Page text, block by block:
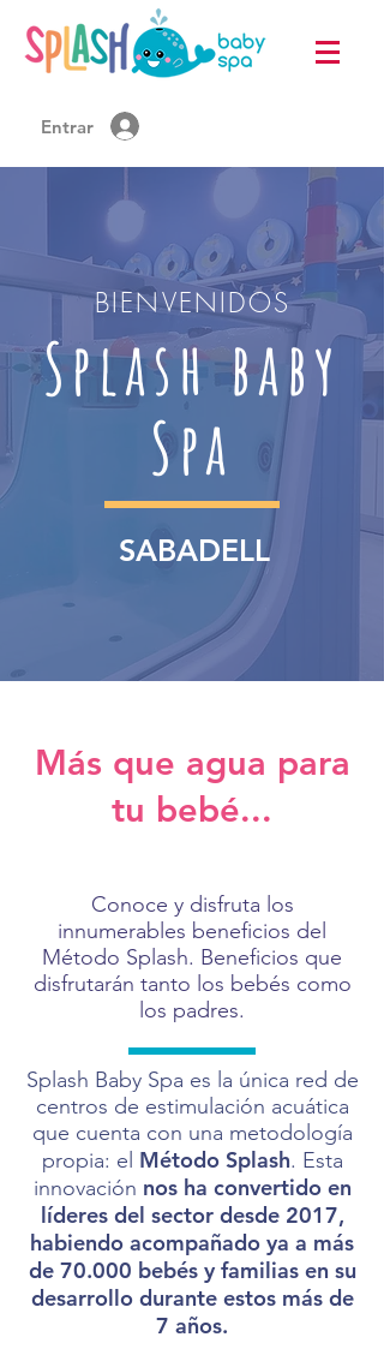
Entrar
BIENVENIDOS
Splash baby
Spa
SABADELL
Más que agua para
tu bebé...
Conoce y disfruta los
innumerables beneficios del
Método Splash. Beneficios que
disfrutarán tanto los bebés como
los padres.
Splash Baby Spa es la única red de
centros de estimulación acuática
que cuenta con una metodología
propia: el Método Splash. Esta
innovación nos ha convertido en
líderes del sector desde 2017,
habiendo acompañado ya a más
de 70.000 bebés y familias en su
desarrollo durante estos más de
7 años.